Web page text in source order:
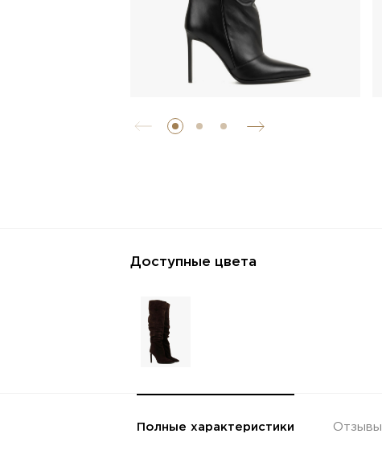
Доступные цвета
Полные характеристики Отзывы